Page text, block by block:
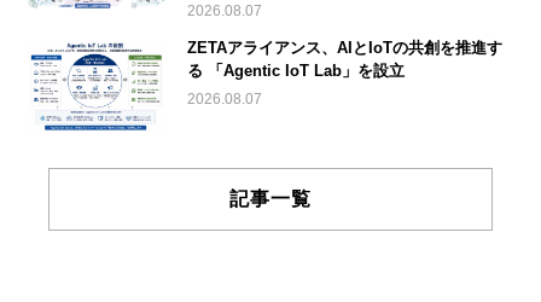
2026.08.07
ZETAアライアンス、AIとIoTの共創を推進す
る 「Agentic IoT Lab」を設立
2026.08.07
記事一覧